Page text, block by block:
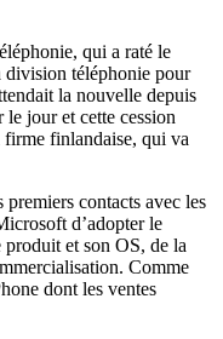
qui a raté le
division téléphonie pour
la nouvelle depuis
jour et cette cession
firme finlandaise, qui va
contacts avec les
d’adopter le
et son OS, de la
Comme
dont les ventes